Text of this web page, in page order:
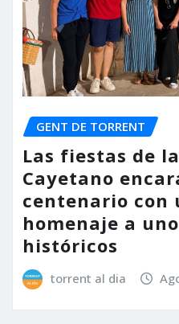
GENT DE TORRENT
Las fiestas de
Cayetano
centenario con
homenaje a
históricos
torrent al dia